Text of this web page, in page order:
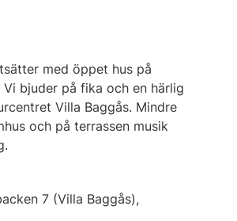
med öppet hus på
Vi bjuder på fika och en härlig
Villa Baggås. Mindre
och på terrassen musik
7 (Villa Baggås),